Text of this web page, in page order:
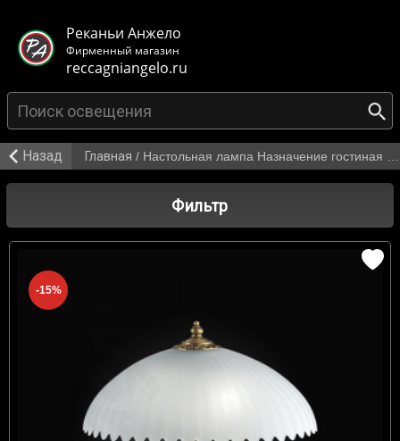
Реканьи Анжело
Фирменный магазин
reccagniangelo.ru
Назад Главная / Настольная лампа Назначение гостиная от 4 700 р.
Фильтр
-15%